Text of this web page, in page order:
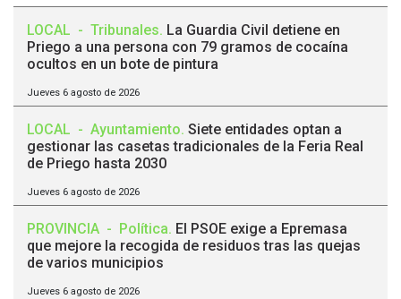
LOCAL - Tribunales. La Guardia Civil detiene en
Priego a una persona con 79 gramos de cocaína
ocultos en un bote de pintura
Jueves 6 agosto de 2026
LOCAL - Ayuntamiento. Siete entidades optan a
gestionar las casetas tradicionales de la Feria Real
de Priego hasta 2030
Jueves 6 agosto de 2026
PROVINCIA - Política. El PSOE exige a Epremasa
que mejore la recogida de residuos tras las quejas
de varios municipios
Jueves 6 agosto de 2026